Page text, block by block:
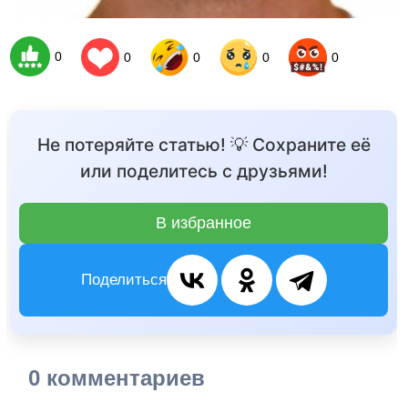
0 0 0 0 0
Не потеряйте статью! 💡 Сохраните её
или поделитесь с друзьями!
В избранное
Поделиться
0 комментариев